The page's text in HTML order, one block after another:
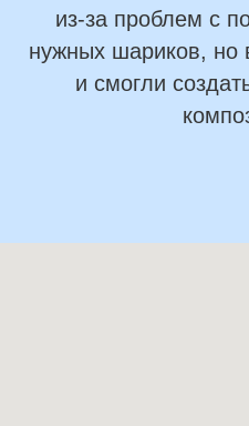
из-за проблем с
нужных шариков, но
и смогли